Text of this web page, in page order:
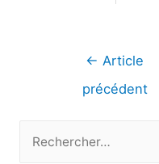
Navigation
← Article
précédent